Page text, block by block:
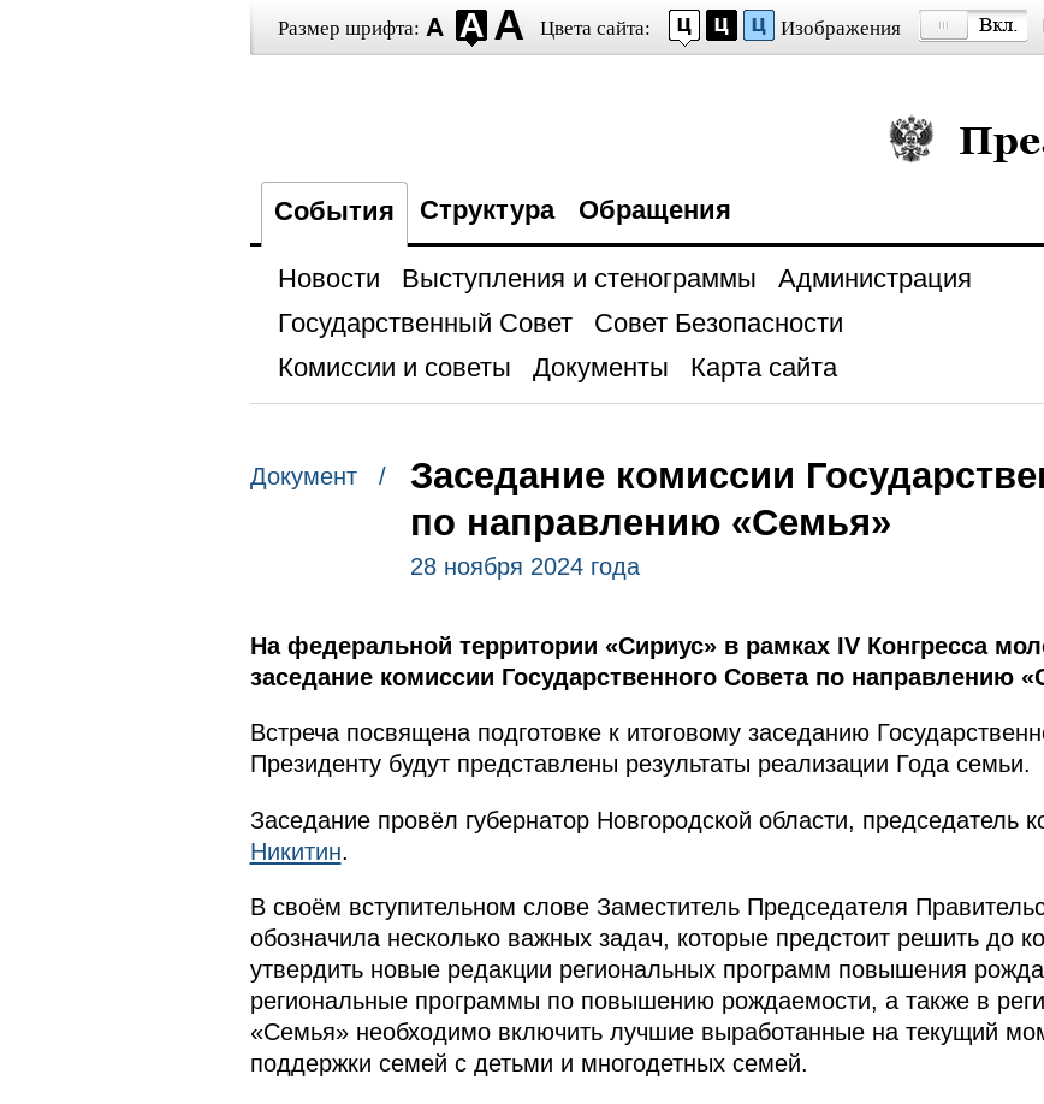
Размер шрифта: Цвета сайта: Изображения
Президент
События Структура Обращения
Новости Выступления и стенограммы
Администрация
Государственный Совет
Совет Безопасности
Комиссии и советы
Документы Карта сайта
Документ /
Заседание комиссии
по направлению «Семья»
28 ноября 2024 года
На федеральной территории «Сириус» в рамках IV Конгресса
заседание комиссии Государственного Совета по направлению
Встреча посвящена подготовке к итоговому заседанию
Президенту будут представлены результаты реализации Года семьи.
Заседание провёл губернатор Новгородской области, председатель
Никитин.
В своём вступительном слове Заместитель Председателя
обозначила несколько важных задач, которые предстоит решить до
утвердить новые редакции региональных программ повышения
региональные программы по повышению рождаемости, а также в
«Семья» необходимо включить лучшие выработанные на текущий
поддержки семей с детьми и многодетных семей.